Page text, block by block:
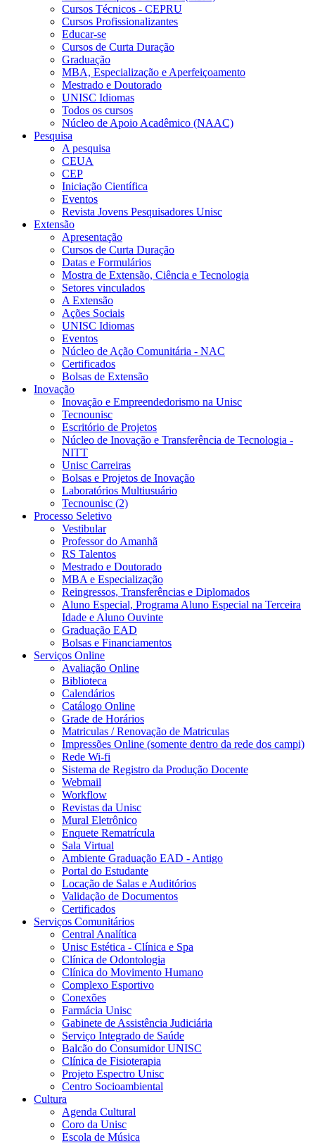
Cursos Técnicos - CEPRU
Cursos Profissionalizantes
Educar-se
Cursos de Curta Duração
Graduação
MBA, Especialização e Aperfeiçoamento
Mestrado e Doutorado
UNISC Idiomas
Todos os cursos
Núcleo de Apoio Acadêmico (NAAC)
Pesquisa
A pesquisa
CEUA
CEP
Iniciação Científica
Eventos
Revista Jovens Pesquisadores Unisc
Extensão
Apresentação
Cursos de Curta Duração
Datas e Formulários
Mostra de Extensão, Ciência e Tecnologia
Setores vinculados
A Extensão
Ações Sociais
UNISC Idiomas
Eventos
Núcleo de Ação Comunitária - NAC
Certificados
Bolsas de Extensão
Inovação
Inovação e Empreendedorismo na Unisc
Tecnounisc
Escritório de Projetos
Núcleo de Inovação e Transferência de Tecnologia -
NITT
Unisc Carreiras
Bolsas e Projetos de Inovação
Laboratórios Multiusuário
Tecnounisc (2)
Processo Seletivo
Vestibular
Professor do Amanhã
RS Talentos
Mestrado e Doutorado
MBA e Especialização
Reingressos, Transferências e Diplomados
Aluno Especial, Programa Aluno Especial na Terceira
Idade e Aluno Ouvinte
Graduação EAD
Bolsas e Financiamentos
Serviços Online
Avaliação Online
Biblioteca
Calendários
Catálogo Online
Grade de Horários
Matriculas / Renovação de Matriculas
Impressões Online (somente dentro da rede dos campi)
Rede Wi-fi
Sistema de Registro da Produção Docente
Webmail
Workflow
Revistas da Unisc
Mural Eletrônico
Enquete Rematrícula
Sala Virtual
Ambiente Graduação EAD - Antigo
Portal do Estudante
Locação de Salas e Auditórios
Validação de Documentos
Certificados
Serviços Comunitários
Central Analítica
Unisc Estética - Clínica e Spa
Clínica de Odontologia
Clínica do Movimento Humano
Complexo Esportivo
Conexões
Farmácia Unisc
Gabinete de Assistência Judiciária
Serviço Integrado de Saúde
Balcão do Consumidor UNISC
Clínica de Fisioterapia
Projeto Espectro Unisc
Centro Socioambiental
Cultura
Agenda Cultural
Coro da Unisc
Escola de Música